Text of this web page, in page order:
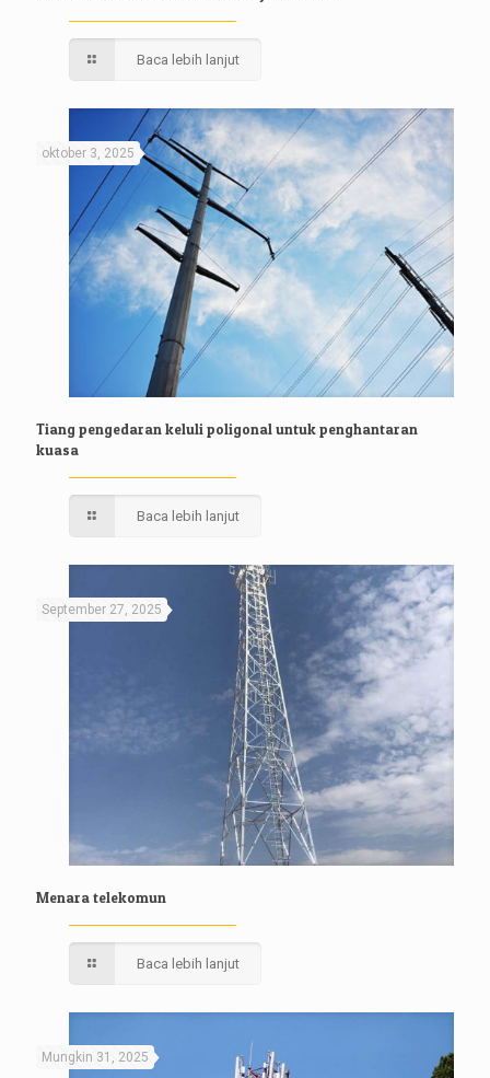
Baca lebih lanjut
oktober 3, 2025
Tiang pengedaran keluli poligonal untuk penghantaran
kuasa
Baca lebih lanjut
September 27, 2025
Menara telekomun
Baca lebih lanjut
Mungkin 31, 2025